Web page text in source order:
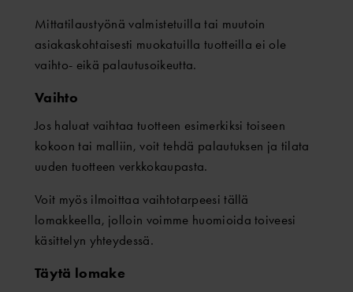
Mittatilaustyönä valmistetuilla tai muutoin
asiakaskohtaisesti muokatuilla tuotteilla ei ole
vaihto- eikä palautusoikeutta.
Vaihto
Jos haluat vaihtaa tuotteen esimerkiksi toiseen
kokoon tai malliin, voit tehdä palautuksen ja tilata
uuden tuotteen verkkokaupasta.
Voit myös ilmoittaa vaihtotarpeesi tällä
lomakkeella, jolloin voimme huomioida toiveesi
käsittelyn yhteydessä.
Täytä lomake